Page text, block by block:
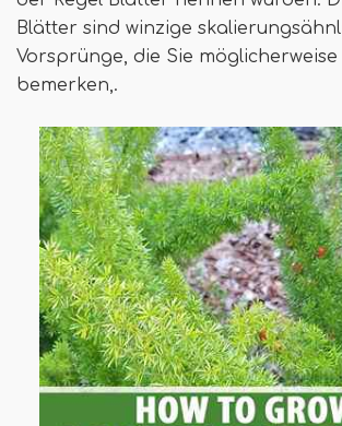
Blätter sind winzige
Vorsprünge, die Sie
bemerken,.